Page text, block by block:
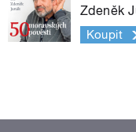
Zdeněk
Koupit